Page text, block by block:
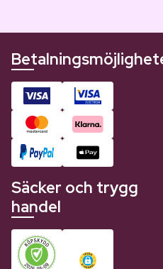
Säcker och trygg
handel